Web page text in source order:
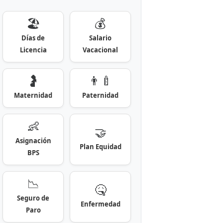
🏖️
Días de
Licencia
💰
Salario
Vacacional
🤰
Maternidad
👨‍🍼
Paternidad
👶
Asignación
BPS
🤝
Plan Equidad
📉
Seguro de
Paro
🤒
Enfermedad